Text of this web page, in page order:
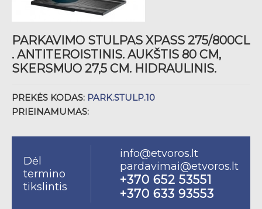
PARKAVIMO STULPAS XPASS 275/800CL
. ANTITEROISTINIS. AUKŠTIS 80 CM,
SKERSMUO 27,5 CM. HIDRAULINIS.
PREKĖS KODAS: PARK.STULP.10
PRIEINAMUMAS:
Dėl
termino
tikslintis
info@etvoros.lt
pardavimai@etvoros.lt
+370 652 53551
+370 633 93553